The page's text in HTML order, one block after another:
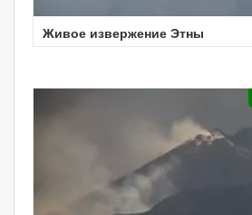
Живое извержение Этны